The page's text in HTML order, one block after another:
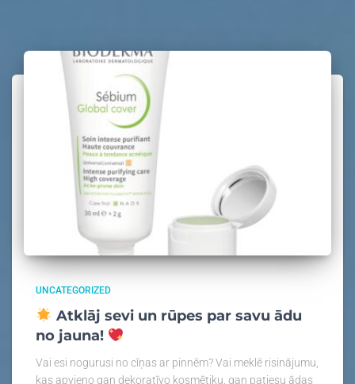
UNCATEGORIZED
Atklāj sevi un rūpes par savu ādu
no jauna!
Vai esi nogurusi no cīņas ar pin­nēm? Vai meklē risinājumu,
kas apvieno gan dekoratīvo kosmētiku, gan patiesu ādas